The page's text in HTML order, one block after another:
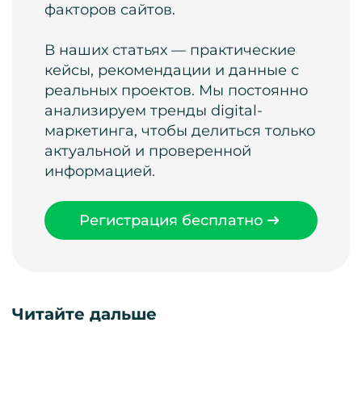
факторов сайтов.
В наших статьях — практические
кейсы, рекомендации и данные с
реальных проектов. Мы постоянно
анализируем тренды digital-
маркетинга, чтобы делиться только
актуальной и проверенной
информацией.
Регистрация бесплатно
Читайте дальше